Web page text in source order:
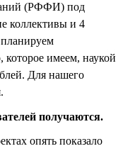
(РФФИ) под
коллективы и 4
планируем
имеем, наукой
Для нашего
получаются.
опять показало